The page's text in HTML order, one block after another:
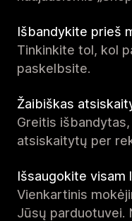
Išbandykite prieš
Tinkinkite tol, kol
paskelbsite.
Žaibiškas
Greitis
atsiskaitytų per
Išsaugokite visam
Vienkartinis
Jūsų parduotuvei.